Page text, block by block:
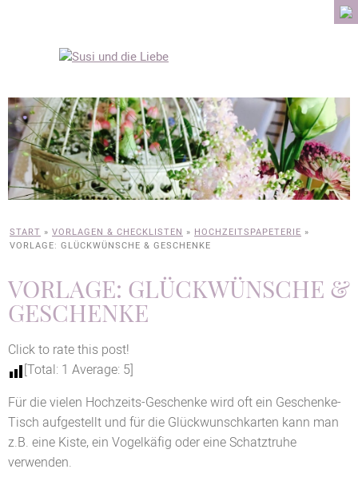
START » VORLAGEN & CHECKLISTEN » HOCHZEITSPAPETERIE »
VORLAGE: GLÜCKWÜNSCHE & GESCHENKE
VORLAGE: GLÜCKWÜNSCHE &
GESCHENKE
Click to rate this post!
[Total: 1 Average: 5]
Für die vielen Hochzeits-Geschenke wird oft ein Geschenke-
Tisch aufgestellt und für die Glückwunschkarten kann man
z.B. eine Kiste, ein Vogelkäfig oder eine Schatztruhe
verwenden.